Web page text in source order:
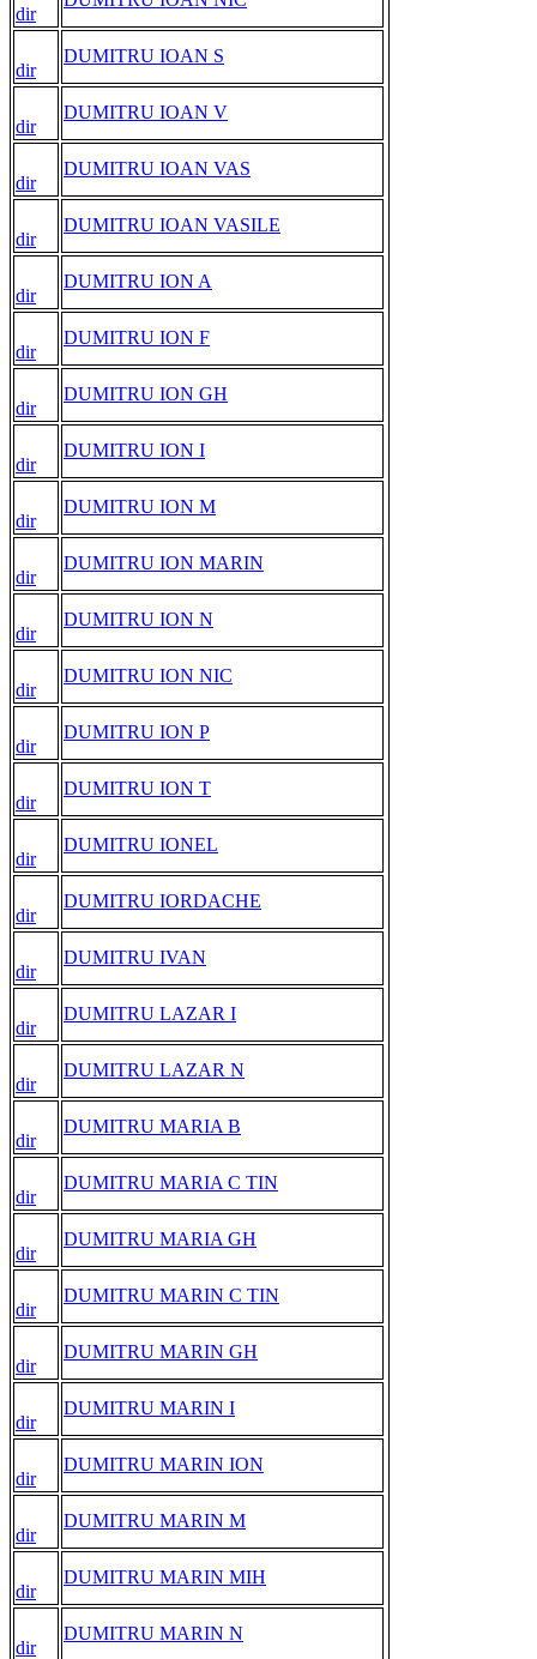
dir
dir
DUMITRU IOAN S
dir
DUMITRU IOAN V
dir
DUMITRU IOAN VAS
dir
DUMITRU IOAN VASILE
dir
DUMITRU ION A
dir
DUMITRU ION F
dir
DUMITRU ION GH
dir
DUMITRU ION I
dir
DUMITRU ION M
dir
DUMITRU ION MARIN
dir
DUMITRU ION N
dir
DUMITRU ION NIC
dir
DUMITRU ION P
dir
DUMITRU ION T
dir
DUMITRU IONEL
dir
DUMITRU IORDACHE
dir
DUMITRU IVAN
dir
DUMITRU LAZAR I
dir
DUMITRU LAZAR N
dir
DUMITRU MARIA B
dir
DUMITRU MARIA C TIN
dir
DUMITRU MARIA GH
dir
DUMITRU MARIN C TIN
dir
DUMITRU MARIN GH
dir
DUMITRU MARIN I
dir
DUMITRU MARIN ION
dir
DUMITRU MARIN M
dir
DUMITRU MARIN MIH
dir
DUMITRU MARIN N